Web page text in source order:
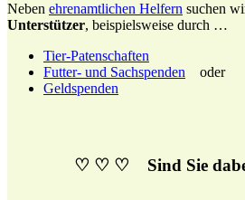
Neben ehrenamtlichen Helfern suchen
Unterstützer, beispielsweise durch …
Tier-Patenschaften
Futter- und Sachspenden oder
Geldspenden
♡ ♡ ♡ Sind Sie